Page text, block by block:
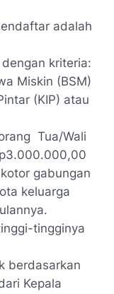
adalah
kriteria:
Miskin (BSM)
(KIP) atau
Tua/Wali
gabungan
keluarga
tingginya
berdasarkan
Kepala